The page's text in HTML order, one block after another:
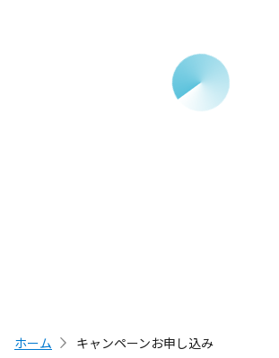
ホーム
キャンペーンお申し込み